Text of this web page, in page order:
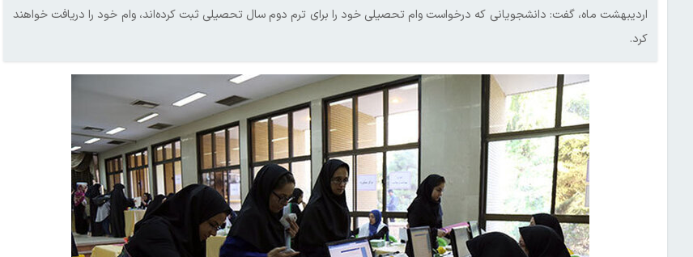
اردیبهشت ماه، گفت: دانشجویانی که درخواست وام تحصیلی خود را برای ترم دوم سال تحصیلی ثبت کرده‌اند، وام خود را دریافت خواهند
کرد.